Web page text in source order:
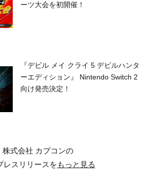
ーツ大会を初開催！
『デビル メイ クライ 5 デビルハンタ
ーエディション』 Nintendo Switch 2
向け発売決定！
株式会社 カプコンの
レスリリースをもっと見る